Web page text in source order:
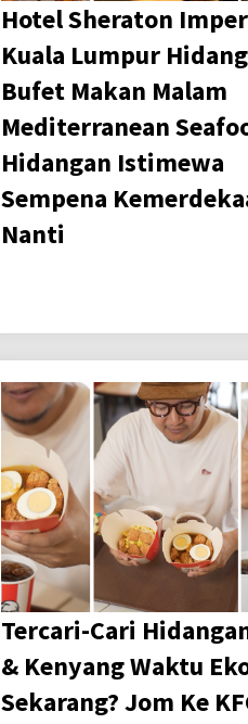
Hotel Sheraton
Kuala Lumpur
Bufet Makan Malam
Mediterranean
Hidangan Istimewa
Sempena
Nanti
Tercari-Cari
& Kenyang Waktu
Sekarang? Jom Ke